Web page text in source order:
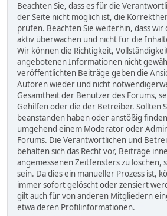
Beachten Sie, dass es für die
der Seite nicht möglich ist, die
prüfen. Beachten Sie weiterhin, dass
aktiv überwachen und nicht für die
Wir können die Richtigkeit,
angebotenen Informationen nicht
veröffentlichten Beiträge geben die
Autoren wieder und nicht
Gesamtheit der Benutzer des Forums,
Gehilfen oder die der Betreiber. Sollten
beanstanden haben oder anstößig
umgehend einem Moderator oder
Forums. Die Verantwortlichen und
behalten sich das Recht vor, Beiträge
angemessenen Zeitfensters zu löschen,
sein. Da dies ein manueller Prozess ist,
immer sofort gelöscht oder zensiert
gilt auch für von anderen Mitgliedern
etwa deren Profilinformationen.